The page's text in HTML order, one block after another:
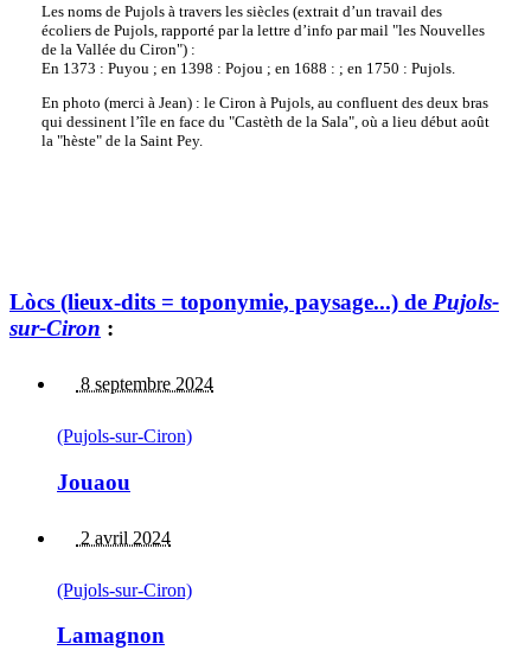
Les noms de Pujols à travers les siècles (extrait d’un travail des
écoliers de Pujols, rapporté par la lettre d’info par mail "les Nouvelles
de la Vallée du Ciron") :
En 1373 : Puyou ; en 1398 : Pojou ; en 1688 : ; en 1750 : Pujols.
En photo (merci à Jean) : le Ciron à Pujols, au confluent des deux bras
qui dessinent l’île en face du "Castèth de la Sala", où a lieu début août
la "hèste" de la Saint Pey.
Lòcs (lieux-dits = toponymie, paysage...) de Pujols-
sur-Ciron :
8 septembre 2024
(Pujols-sur-Ciron)
Jouaou
2 avril 2024
(Pujols-sur-Ciron)
Lamagnon